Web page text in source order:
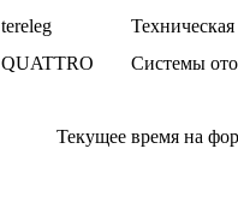
tereleg
QUATTRO Системы
Текущее время на